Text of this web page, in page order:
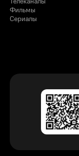
Фильмы
Сериалы